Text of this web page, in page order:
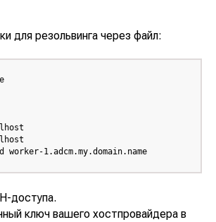
для резольвинга через файл:
worker-1.adcm.my.domain.name
доступа.
ключ вашего хостпровайдера в